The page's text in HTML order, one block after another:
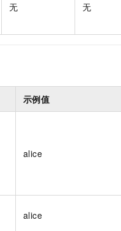
无 无
示例值
alice
alice